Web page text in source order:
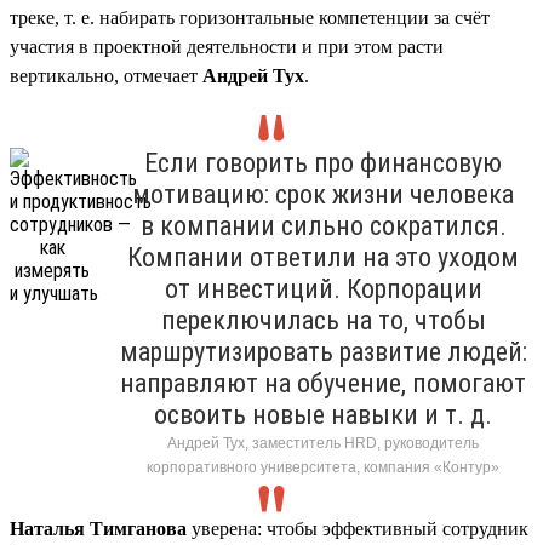
треке, т. е. набирать горизонтальные компетенции за счёт
участия в проектной деятельности и при этом расти
вертикально, отмечает Андрей Тух.
Если говорить про финансовую
мотивацию: срок жизни человека
в компании сильно сократился.
Компании ответили на это уходом
от инвестиций. Корпорации
переключилась на то, чтобы
маршрутизировать развитие людей:
направляют на обучение, помогают
освоить новые навыки и т. д.
Андрей Тух, заместитель HRD, руководитель
корпоративного университета, компания «Контур»
Наталья Тимганова уверена: чтобы эффективный сотрудник